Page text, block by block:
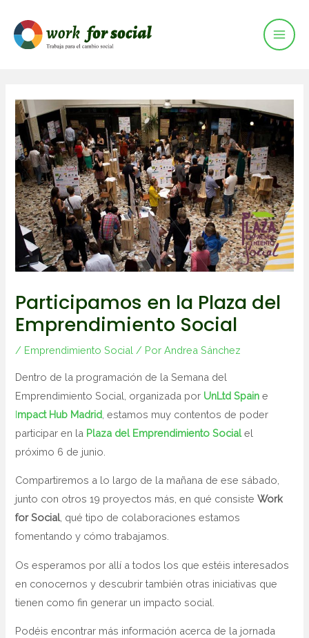
contenido
Participamos en la Plaza del
Emprendimiento Social
/ Emprendimiento Social / PorAndrea Sánchez
Dentro de la programación de la Semana del
Emprendimiento Social, organizada por UnLtd Spain e
Impact Hub Madrid , estamos muy contentos de poder
participar en la Plaza del Emprendimiento Socialel
próximo 6 de junio.
Compartiremos a lo largo de la mañana de ese sábado,
junto con otros 19 proyectos más, en qué consisteWork
for Social, qué tipo de colaboraciones estamos
fomentando y cómo trabajamos.
Os esperamos por allí a todos los que estéis interesados
en conocernos y descubrir también otras iniciativas que
tienen como fin generar un impacto social.
Podéis encontrar más información acerca de la jornada